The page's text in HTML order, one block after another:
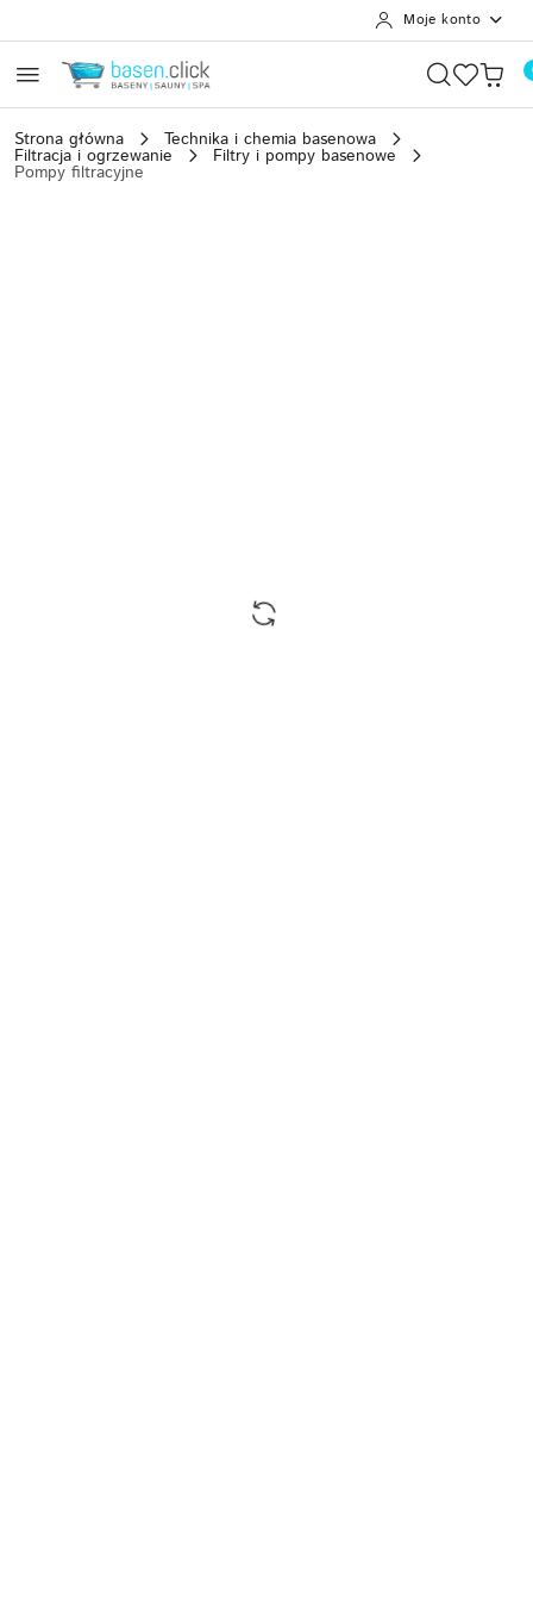
Moje konto
Strona główna Technika i chemia basenowa
Filtracja i ogrzewanie Filtry i pompy basenowe
Pompy filtracyjne